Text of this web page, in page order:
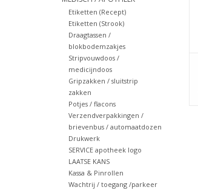
Etiketten (Recept)
Etiketten (Strook)
Draagtassen /
blokbodemzakjes
Stripvouwdoos /
medicijndoos
Gripzakken / sluitstrip
zakken
Potjes / flacons
Verzendverpakkingen /
brievenbus / automaatdozen
Drukwerk
SERVICE apotheek logo
LAATSE KANS
Kassa & Pinrollen
Wachtrij / toegang /parkeer